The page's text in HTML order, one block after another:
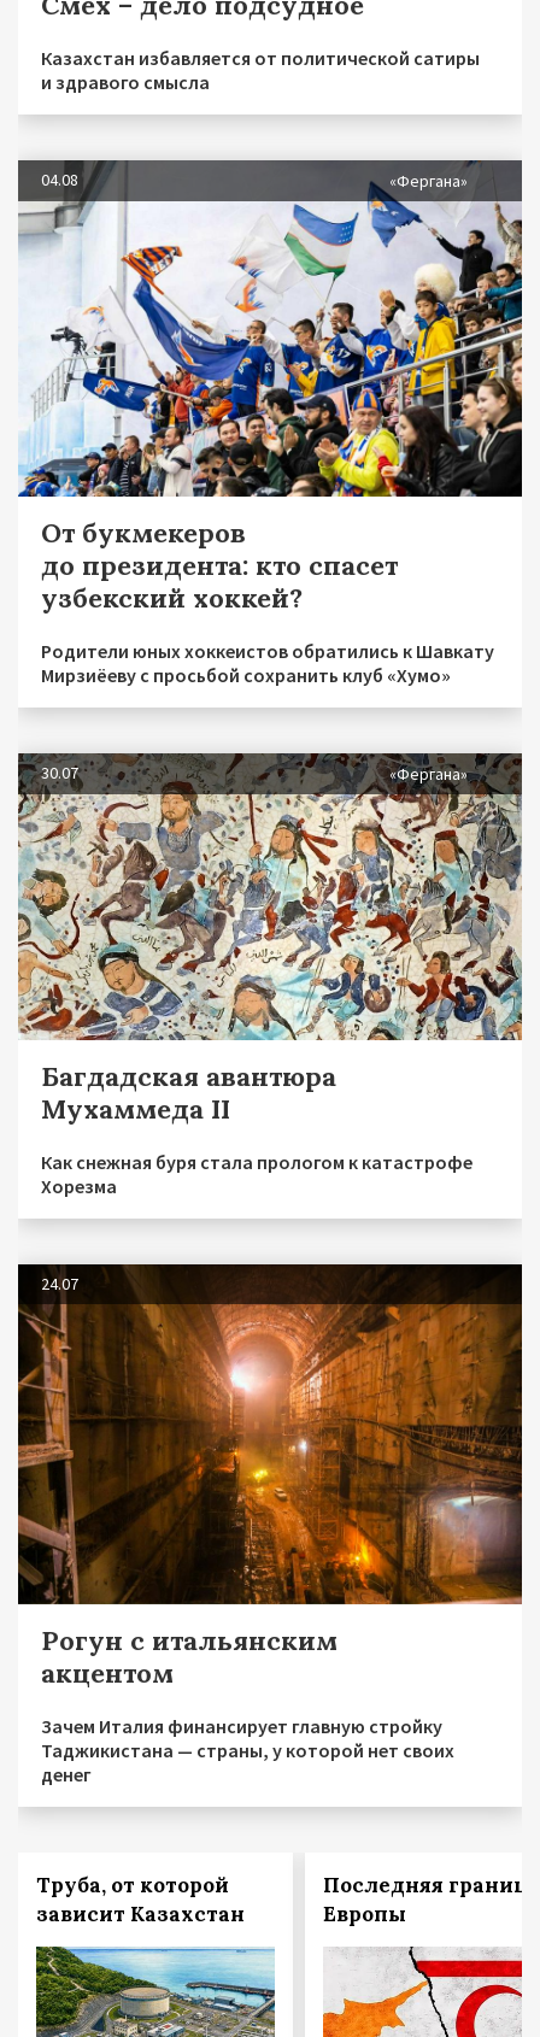
Казахстан избавляется от политической сатиры
и здравого смысла
04.08 «Фергана»
От букмекеров
до президента: кто спасет
узбекский хоккей?
Родители юных хоккеистов обратились к Шавкату
Мирзиёеву с просьбой сохранить клуб «Хумо»
30.07 «Фергана»
Багдадская авантюра
Мухаммеда II
Как снежная буря стала прологом к катастрофе
Хорезма
24.07
Рогун с итальянским
акцентом
Зачем Италия финансирует главную стройку
Таджикистана — страны, у которой нет своих
денег
Труба, от которой
зависит Казахстан
Последняя граница
Европы